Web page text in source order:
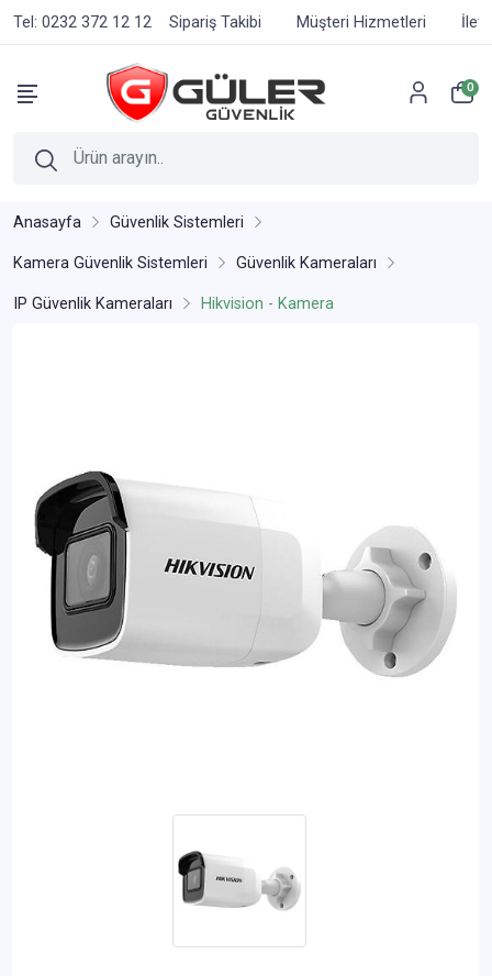
Tel: 0232 372 12 12 Sipariş Takibi Müşteri Hizmetleri
0
Anasayfa Güvenlik Sistemleri
Kamera Güvenlik Sistemleri Güvenlik Kameraları
IP Güvenlik Kameraları Hikvision - Kamera